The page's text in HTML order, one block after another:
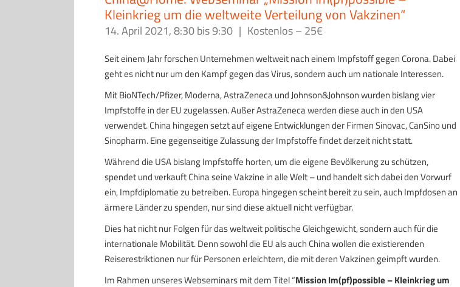
Kleinkrieg um die weltweite Verteilung von Vakzinen“
14. April 2021, 8:30bis9:30 | Kostenlos – 25€
Seit einem Jahr forschen Unternehmen weltweit nach einem Impfstoff gegen Corona. Dabei
geht es nicht nur um den Kampf gegen das Virus, sondern auch um nationale Interessen.
Mit BioNTech/Pfizer, Moderna, AstraZeneca und Johnson&Johnson wurden bislang vier
Impfstoffe in der EU zugelassen. Außer AstraZeneca werden diese auch in den USA
verwendet. China hingegen setzt auf eigene Entwicklungen der Firmen Sinovac, CanSino und
Sinopharm. Eine gegenseitige Zulassung der Impfstoffe findet derzeit nicht statt.
Während die USA bislang Impfstoffe horten, um die eigene Bevölkerung zu schützen,
spendet und verkauft China seine Vakzine in alle Welt – und handelt sich dabei den Vorwurf
ein, Impfdiplomatie zu betreiben. Europa hingegen scheint bereit zu sein, auch Impfdosen an
ärmere Länder zu spenden, nur sind diese aktuell nicht verfügbar.
Dies hat nicht nur Folgen für das weltweit politische Gleichgewicht, sondern auch für die
internationale Mobilität. Denn sowohl die EU als auch China wollen die existierenden
Reiserestriktionen nur für Personen erleichtern, die mit deren Vakzinen geimpft wurden.
Im Rahmen unseres Webseminars mit dem Titel “Mission Im(pf)possible – Kleinkrieg um